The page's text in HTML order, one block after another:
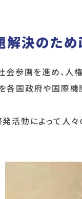
解決のた
会参画を進め、
各国政府や国際機
発活動によって人